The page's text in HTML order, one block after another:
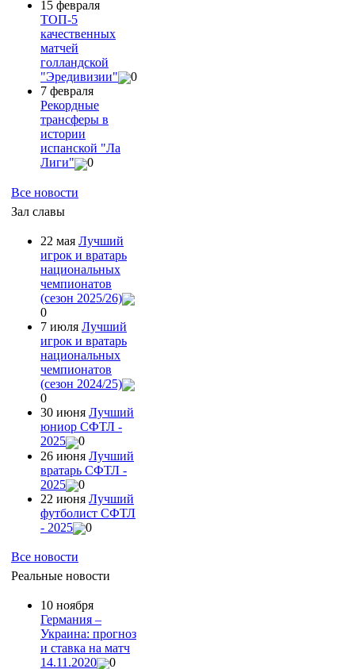
15 февраля
ТОП-5
качественных
матчей
голландской
"Эредивизии"
0
7 февраля
Рекордные
трансферы в
истории
испанской "Ла
Лиги"
0
Все новости
Зал славы
22 мая Лучший
игрок и вратарь
национальных
чемпионатов
(сезон 2025/26)
0
7 июля Лучший
игрок и вратарь
национальных
чемпионатов
(сезон 2024/25)
0
30 июня Лучший
юниор СФТЛ -
2025
0
26 июня Лучший
вратарь СФТЛ -
2025
0
22 июня Лучший
футболист СФТЛ
- 2025
0
Все новости
Реальные новости
10 ноября
Германия –
Украина: прогноз
и ставка на матч
14.11.2020
0